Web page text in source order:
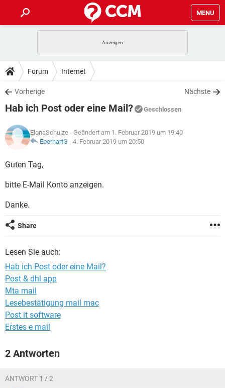
MENU
ANDROID
WINDOWS 10
WHATSAPP TIKTOK
FACEBOOK
TIPPS & TRICKS
SPIELE
WHATSAPP TIKTOK
DOWNLOADS
SPIELE STREAMING
ANDROID
WINDOWS 10 INSTAGRAM
WHATSAPP
SPIELE STREAMING
WINDOWS 10
WHATSAPP
FACEBOOK
LEXIKON
SPIELE
FACEBOOK
Forum Internet
Vorherige Nächste
Hab ich Post oder eine Mail? Geschlossen
ElonaSchulze - Geändert am 1. Februar 2019 um 19:40
EberhartG - 4. Februar 2019 um 20:50
Guten Tag,
bitte E-Mail Konto anzeigen.
Danke.
Share
Lesen Sie auch:
Hab ich Post oder eine Mail?
Post & dhl app
Mta mail
Lesebestätigung mail mac
Post it software
Erstes e mail
2 Antworten
ANTWORT 1 / 2